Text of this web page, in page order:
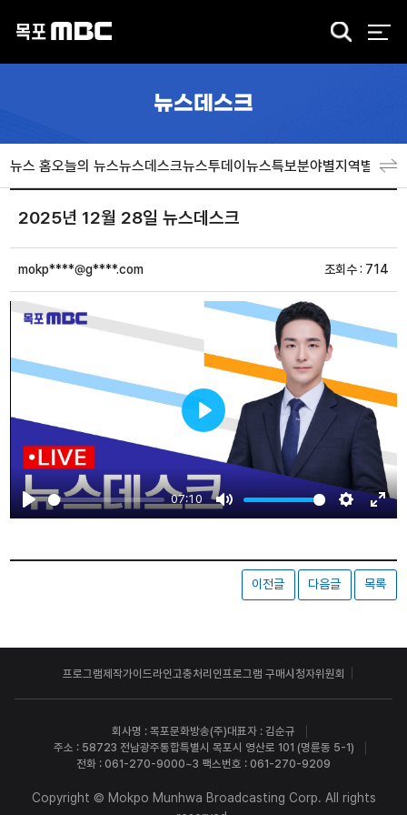
검
뉴스데스크
뉴스 홈오늘의 뉴스뉴스데스크뉴스투데이뉴스특보분야별지역별 뉴스
2025년 12월 28일 뉴스데스크
mokp****@g****.com 조회수 : 714
Play
07:10
Mute Settings
Play
이전글 다음글 목록
프로그램제작가이드라인 고충처리인 프로그램 구매시청자위원회
회사명 : 목포문화방송(주)대표자 : 김순규
주소 : 58723 전남광주통합특별시 목포시 영산로 101 (명륜동 5-1)
전화 : 061-270-9000~3 팩스번호 : 061-270-9209
Copyright © Mokpo Munhwa Broadcasting Corp. All rights